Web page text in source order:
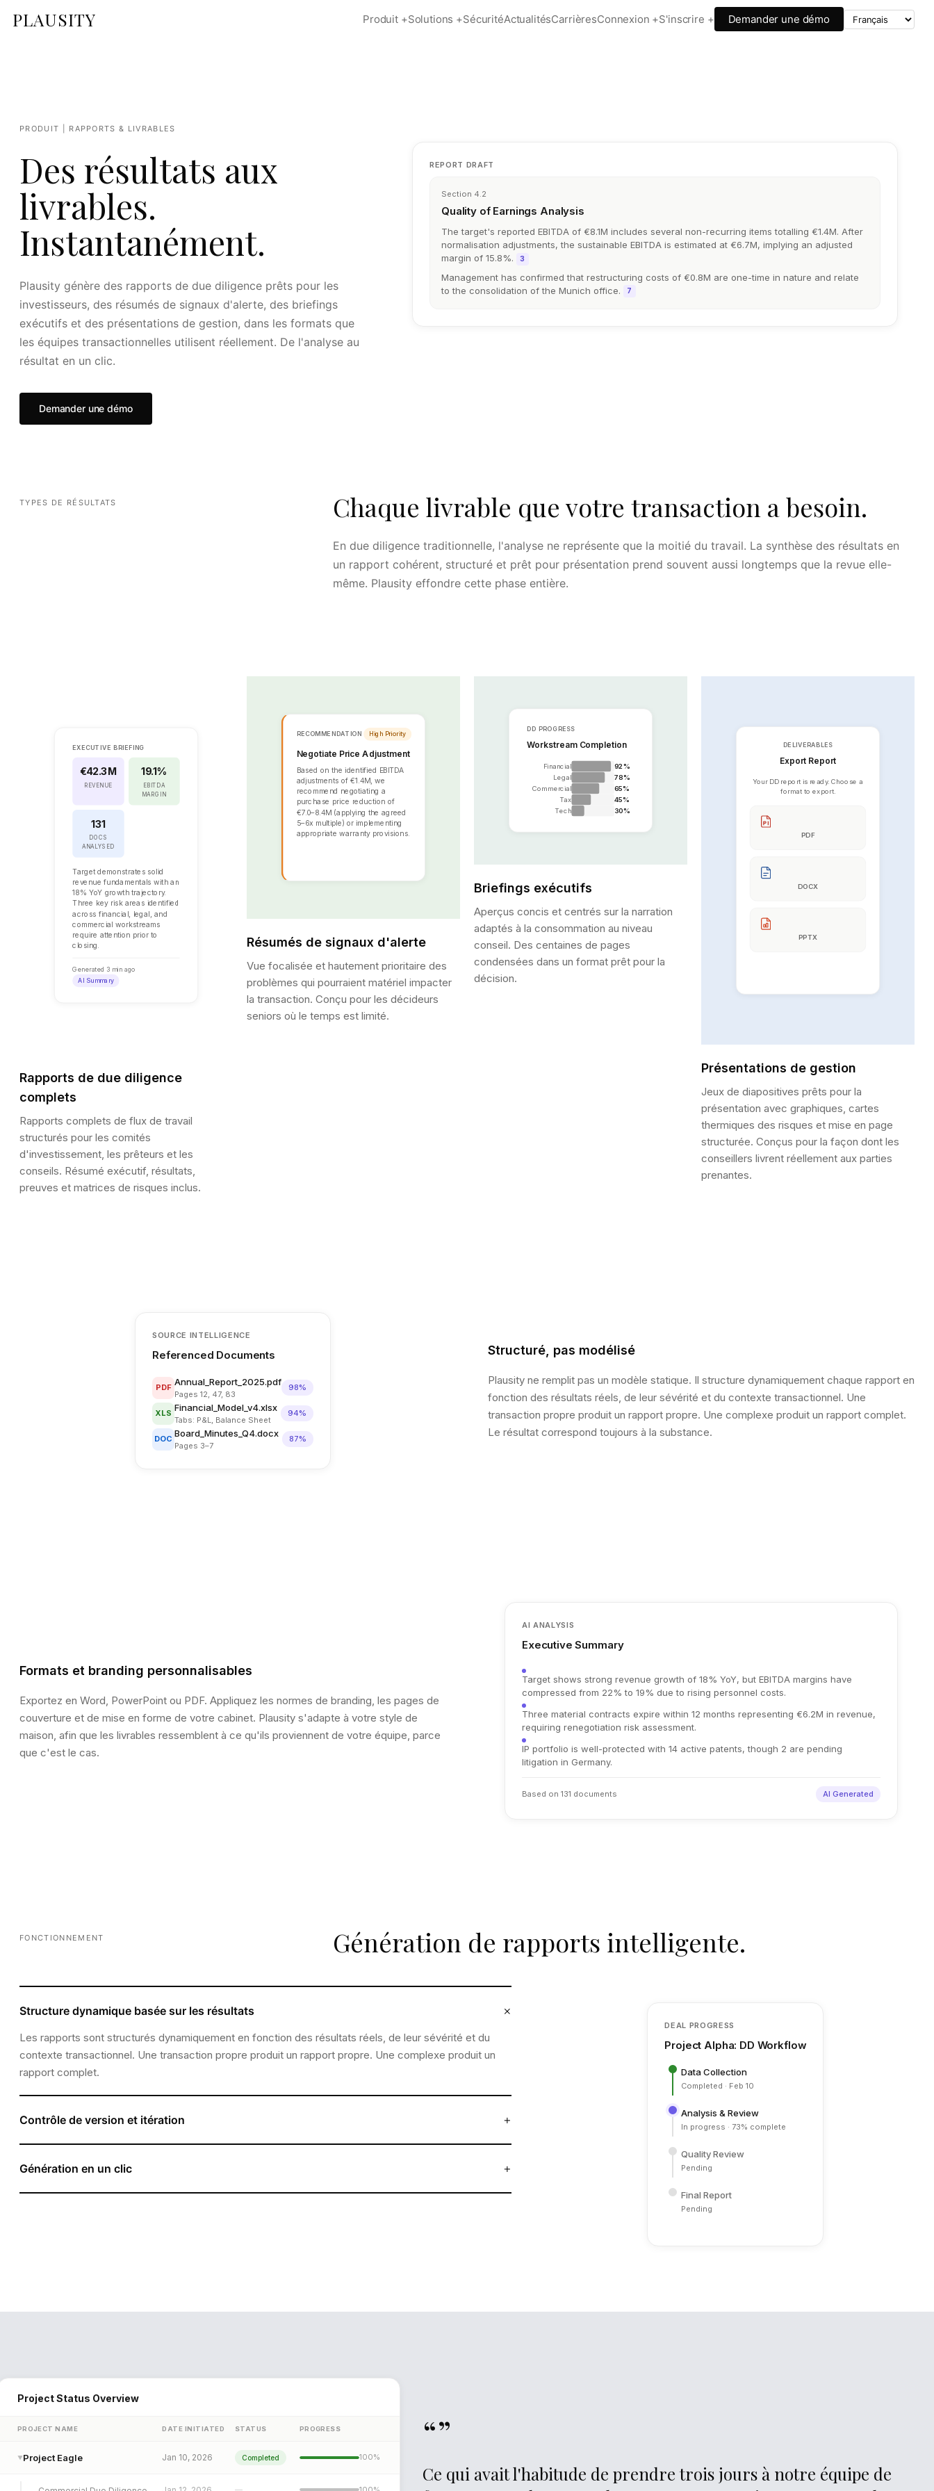
PLAUSITY Produit+Solutions +SécuritéActualitésCarrièresConnexion +S'inscrire + Demander une démo
PRODUIT | RAPPORTS & LIVRABLES
Des résultats aux
livrables.
Instantanément.
Plausity génère des rapports de due diligence prêts pour les
investisseurs, des résumés de signaux d'alerte, des briefings
exécutifs et des présentations de gestion, dans les formats que
les équipes transactionnelles utilisent réellement. De l'analyse au
résultat en un clic.
Demander une démo
REPORT DRAFT
Section 4.2
Quality of Earnings Analysis
The target's reported EBITDA of €8.1M includes several non-recurring items totalling €1.4M. After
normalisation adjustments, the sustainable EBITDA is estimated at €6.7M, implying an adjusted
margin of 15.8%.
3
Management has confirmed that restructuring costs of €0.8M are one-time in nature and relate
to the consolidation of the Munich office.
7
TYPES DE RÉSULTATS Chaque livrable que votre transaction a besoin.
En due diligence traditionnelle, l'analyse ne représente que la moitié du travail. La synthèse des résultats en
un rapport cohérent, structuré et prêt pour présentation prend souvent aussi longtemps que la revue elle-
même. Plausity effondre cette phase entière.
EXECUTIVE BRIEFING
€42.3M
REVENUE
19.1%
EBITDA
MARGIN
131
DOCS
ANALYSED
Target demonstrates solid
revenue fundamentals with an
18% YoY growth trajectory.
Three key risk areas identified
across financial, legal, and
commercial workstreams
require attention prior to
closing.
Generated 3 min ago
AI Summary
Rapports de due diligence
complets
Rapports complets de flux de travail
structurés pour les comités
d'investissement, les prêteurs et les
conseils. Résumé exécutif, résultats,
preuves et matrices de risques inclus.
RECOMMENDATION High Priority
Negotiate Price Adjustment
Based on the identified EBITDA
adjustments of €1.4M, we
recommend negotiating a
purchase price reduction of
€7.0–8.4M (applying the agreed
5–6x multiple) or implementing
appropriate warranty provisions.
Résumés de signaux d'alerte
Vue focalisée et hautement prioritaire des
problèmes qui pourraient matériel impacter
la transaction. Conçu pour les décideurs
seniors où le temps est limité.
DD PROGRESS
Workstream Completion
Financial 92%
Legal
78%
Commercial
65%
Tax
45%
Tech
30%
Briefings exécutifs
Aperçus concis et centrés sur la narration
adaptés à la consommation au niveau
conseil. Des centaines de pages
condensées dans un format prêt pour la
décision.
DELIVERABLES
Export Report
Your DD report is ready. Choose a
format to export.
PDF
DOCX
PPTX
Présentations de gestion
Jeux de diapositives prêts pour la
présentation avec graphiques, cartes
thermiques des risques et mise en page
structurée. Conçus pour la façon dont les
conseillers livrent réellement aux parties
prenantes.
Structuré, pas modélisé
Plausity ne remplit pas un modèle statique. Il structure dynamiquement chaque rapport en
fonction des résultats réels, de leur sévérité et du contexte transactionnel. Une
transaction propre produit un rapport propre. Une complexe produit un rapport complet.
Le résultat correspond toujours à la substance.
SOURCE INTELLIGENCE
Referenced Documents
PDF Annual_Report_2025.pdf
Pages 12, 47, 83
98%
XLS Financial_Model_v4.xlsx
Tabs: P&L, Balance Sheet
94%
DOC Board_Minutes_Q4.docx
Pages 3–7
87%
Formats et branding personnalisables
Exportez en Word, PowerPoint ou PDF. Appliquez les normes de branding, les pages de
couverture et de mise en forme de votre cabinet. Plausity s'adapte à votre style de
maison, afin que les livrables ressemblent à ce qu'ils proviennent de votre équipe, parce
que c'est le cas.
AI ANALYSIS
Executive Summary
Target shows strong revenue growth of 18% YoY, but EBITDA margins have
compressed from 22% to 19% due to rising personnel costs.
Three material contracts expire within 12 months representing €6.2M in revenue,
requiring renegotiation risk assessment.
IP portfolio is well-protected with 14 active patents, though 2 are pending
litigation in Germany.
Based on 131 documents AI Generated
FONCTIONNEMENT Génération de rapports intelligente.
DEAL PROGRESS
Project Alpha: DD Workflow
Data Collection
Completed · Feb 10
Analysis & Review
In progress · 73% complete
Quality Review
Pending
Final Report
Pending
Structure dynamique basée sur les résultats ×
Les rapports sont structurés dynamiquement en fonction des résultats réels, de leur sévérité et du
contexte transactionnel. Une transaction propre produit un rapport propre. Une complexe produit un
rapport complet.
Contrôle de version et itération +
que vous sachiez toujours ce qui a changé entre les brouillons et pourquoi.
Génération en un clic +
Project Status Overview
PROJECT NAME DATE INITIATED STATUS PROGRESS
▼ Project Eagle Jan 10, 2026 Completed 100%
“”
Ce qui avait l'habitude de prendre trois jours à notre équipe de